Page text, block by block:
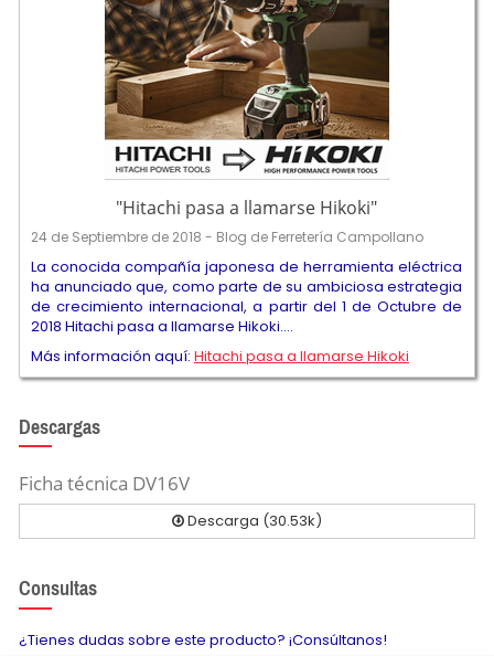
"Hitachi pasa a llamarse Hikoki"
24 de Septiembre de 2018 - Blog de Ferretería Campollano
La conocida compañía japonesa de herramienta eléctrica
ha anunciado que, como parte de su ambiciosa estrategia
de crecimiento internacional, a partir del 1 de Octubre de
2018 Hitachi pasa a llamarse Hikoki....
Más información aquí: Hitachi pasa a llamarse Hikoki
Descargas
Ficha técnica DV16V
Descarga (30.53k)
Consultas
¿Tienes dudas sobre este producto? ¡Consúltanos!